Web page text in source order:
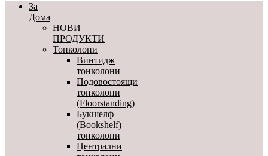
За
Дома
НОВИ
ПРОДУКТИ
Тонколони
Винтидж
тонколони
Подовостоящи
тонколони
(Floorstanding)
Букшелф
(Bookshelf)
тонколони
Централни